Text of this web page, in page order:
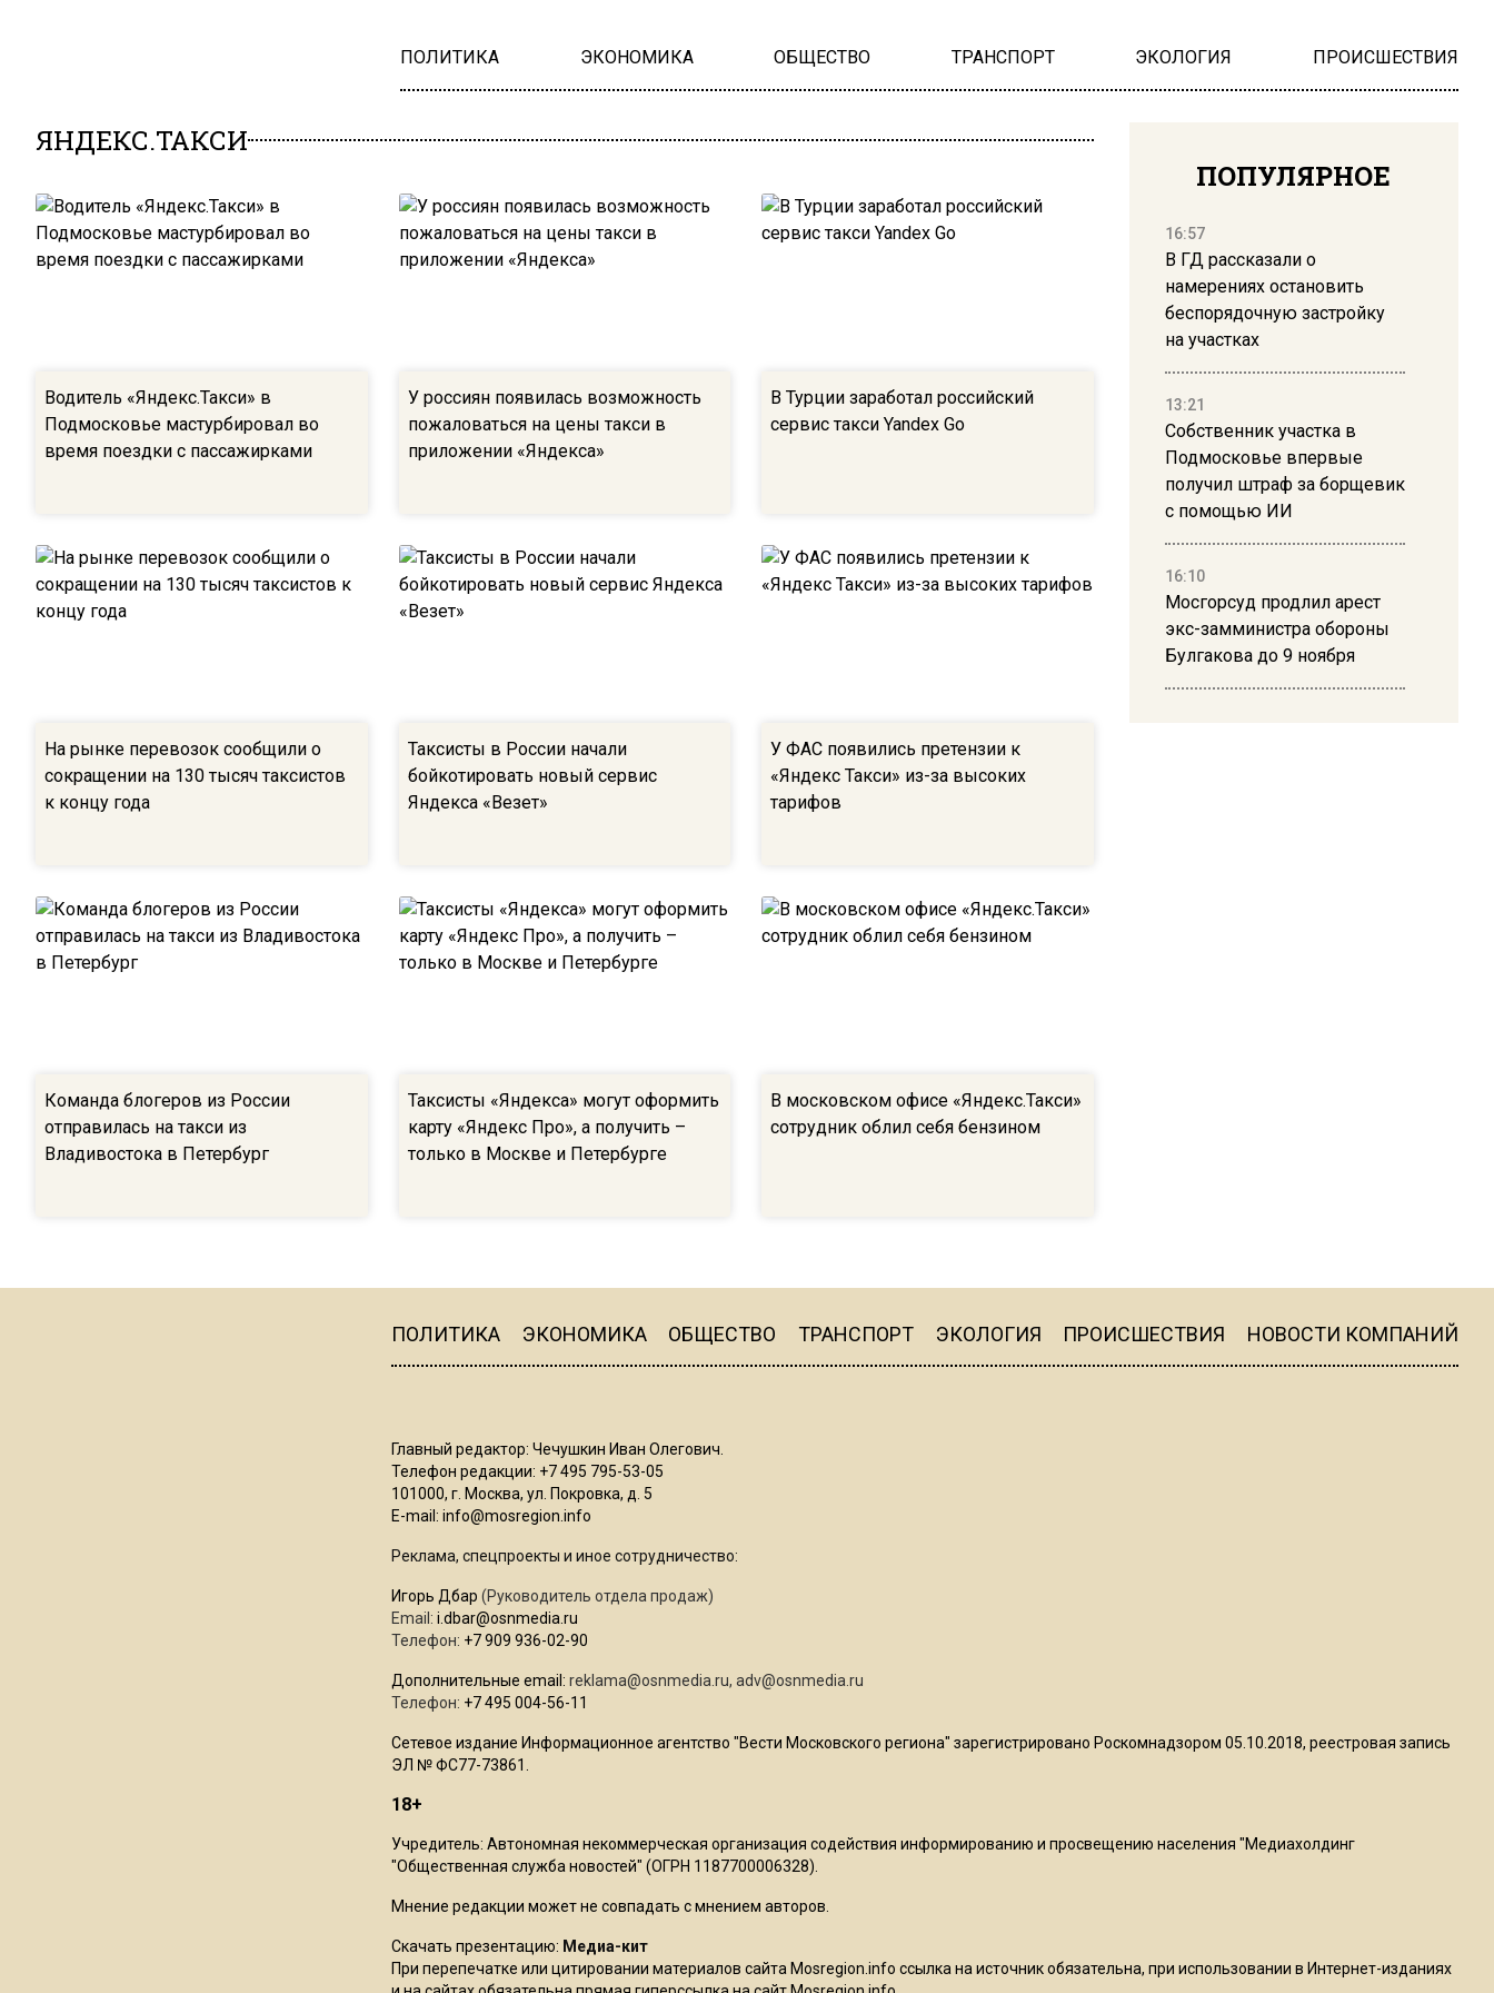
ПОЛИТИКА ЭКОНОМИКА ОБЩЕСТВО ТРАНСПОРТ ЭКОЛОГИЯ ПРОИСШЕСТВИЯ
ЯНДЕКС.ТАКСИ
Водитель «Яндекс.Такси» в
Подмосковье мастурбировал во
время поездки с пассажирками
У россиян появилась возможность
пожаловаться на цены такси в
приложении «Яндекса»
В Турции заработал российский
сервис такси Yandex Gо
На рынке перевозок сообщили о
сокращении на 130 тысяч таксистов
к концу года
Таксисты в России начали
бойкотировать новый сервис
Яндекса «Везет»
У ФАС появились претензии к
«Яндекс Такси» из-за высоких
тарифов
Команда блогеров из России
отправилась на такси из
Владивостока в Петербург
Таксисты «Яндекса» могут оформить
карту «Яндекс Про», а получить –
только в Москве и Петербурге
В московском офисе «Яндекс.Такси»
сотрудник облил себя бензином
ПОПУЛЯРНОЕ
16:57
В ГД рассказали о
намерениях остановить
беспорядочную застройку
на участках
13:21
Собственник участка в
Подмосковье впервые
получил штраф за борщевик
с помощью ИИ
16:10
Мосгорсуд продлил арест
экс-замминистра обороны
Булгакова до 9 ноября
литров дождя на
В Подмосковье прекратили
гражданство 88 человек и
20:56
ПОЛИТИКА ЭКОНОМИКА ОБЩЕСТВО ТРАНСПОРТ ЭКОЛОГИЯ ПРОИСШЕСТВИЯ НОВОСТИ КОМПАНИЙ
Главный редактор: Чечушкин Иван Олегович.
Телефон редакции: +7 495 795-53-05
101000, г. Москва, ул. Покровка, д. 5
E-mail: info@mosregion.info
Реклама, спецпроекты и иное сотрудничество:
Игорь Дбар (Руководитель отдела продаж)
Email: i.dbar@osnmedia.ru
Телефон: +7 909 936-02-90
Дополнительные email: reklama@osnmedia.ru, adv@osnmedia.ru
Телефон: +7 495 004-56-11
Сетевое издание Информационное агентство "Вести Московского региона" зарегистрировано Роскомнадзором 05.10.2018, реестровая запись
ЭЛ № ФС77-73861.
18+
Учредитель: Автономная некоммерческая организация содействия информированию и просвещению населения "Медиахолдинг
"Общественная служба новостей" (ОГРН 1187700006328).
Мнение редакции может не совпадать с мнением авторов.
Скачать презентацию: Медиа-кит
При перепечатке или цитировании материалов сайта Mosregion.info ссылка на источник обязательна, при использовании в Интернет-изданиях